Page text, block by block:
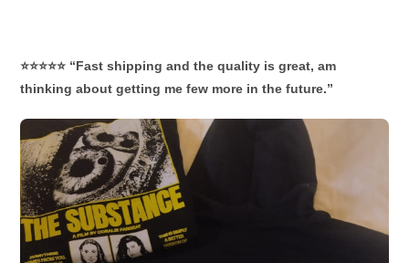
⭐⭐⭐⭐⭐ “Fast shipping and the quality is great, am
thinking about getting me few more in the future.”